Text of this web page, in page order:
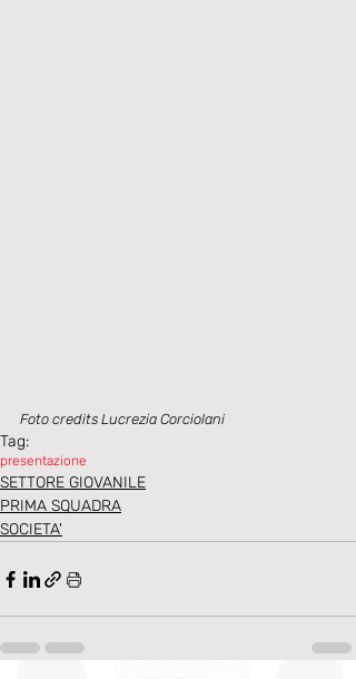
Foto credits Lucrezia Corciolani
Tag:
presentazione
SETTORE GIOVANILE
PRIMA SQUADRA
SOCIETA'